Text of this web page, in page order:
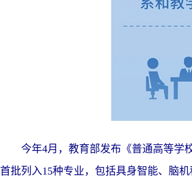
今年4月，教育部发布《普通高等学校
首批列入15种专业，包括具身智能、脑